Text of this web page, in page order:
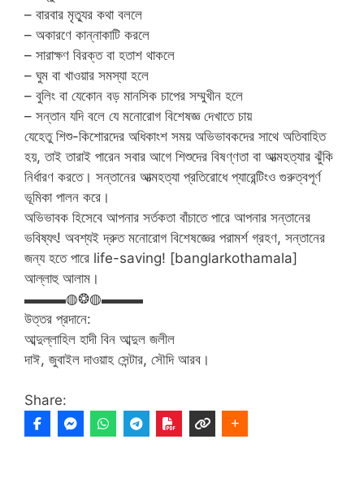
– বারবার মৃত্যুর কথা বললে
– অকারণে কান্নাকাটি করলে
– সারাক্ষণ বিরক্ত বা হতাশ থাকলে
– ঘুম বা খাওয়ার সমস্যা হলে
– বুলিং বা যেকোন বড় মানসিক চাপের সম্মুখীন হলে
– সন্তান যদি বলে যে মনোরোগ বিশেষজ্ঞ দেখাতে চায়
যেহেতু শিশু-কিশোরদের অধিকাংশ সময় অভিভাবকদের সাথে অতিবাহিত
হয়, তাই তারাই পারেন সবার আগে শিশুদের বিষণ্ণতা বা আত্মহত্যার ঝুঁকি
নির্ধারণ করতে। সন্তানের আত্মহত্যা প্রতিরোধে প্যারেন্টিংও গুরুত্বপূর্ণ
ভূমিকা পালন করে।
অভিভাবক হিসেবে আপনার সর্তকতা বাঁচাতে পারে আপনার সন্তানের
ভবিষ্যৎ! অবশ্যই দ্রুত মনোরোগ বিশেষজ্ঞের পরামর্শ গ্রহণ, সন্তানের
জন্য হতে পারে life-saving! [banglarkothamala]
আল্লাহু আলাম।
▬▬▬◍❂◍▬▬▬
উত্তর প্রদানে:
আব্দুল্লাহিল হাদী বিন আব্দুল জলীল
দাঈ, জুবাইল দাওয়াহ সেন্টার, সৌদি আরব।
Share: